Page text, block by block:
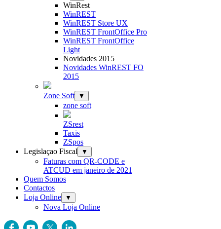
WinRest
WinREST
WinREST Store UX
WinREST FrontOffice Pro
WinREST FrontOffice
Light
Novidades 2015
Novidades WinREST FO
2015
Zone Soft ▼
zone soft
ZSrest
Taxis
ZSpos
Legislaçao Fiscal
▼
Faturas com QR-CODE e
ATCUD em janeiro de 2021
Quem Somos
Contactos
Loja Online
▼
Nova Loja Online